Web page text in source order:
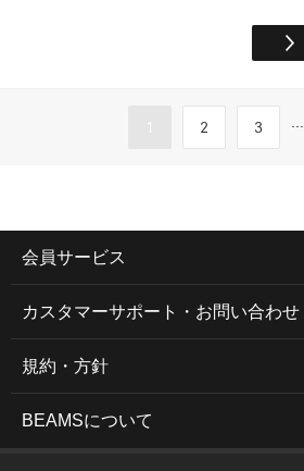
1 2 3 ...
会員サービス
カスタマーサポート・お問い合わせ
規約・方針
BEAMSについて